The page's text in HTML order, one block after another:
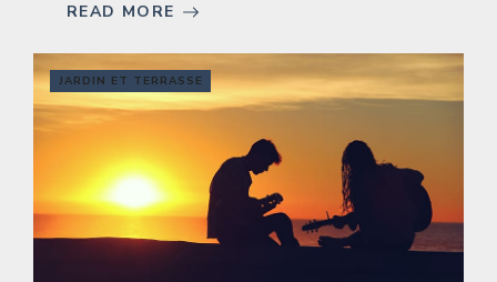
READ MORE
JARDIN ET TERRASSE